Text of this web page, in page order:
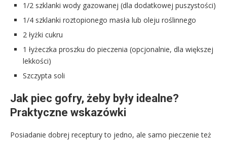
1/2 szklanki wody gazowanej (dla dodatkowej puszystości)
1/4 szklanki roztopionego masła lub oleju roślinnego
2 łyżki cukru
1 łyżeczka proszku do pieczenia (opcjonalnie, dla większej
lekkości)
Szczypta soli
Jak piec gofry, żeby były idealne?
Praktyczne wskazówki
Posiadanie dobrej receptury to jedno, ale samo pieczenie też